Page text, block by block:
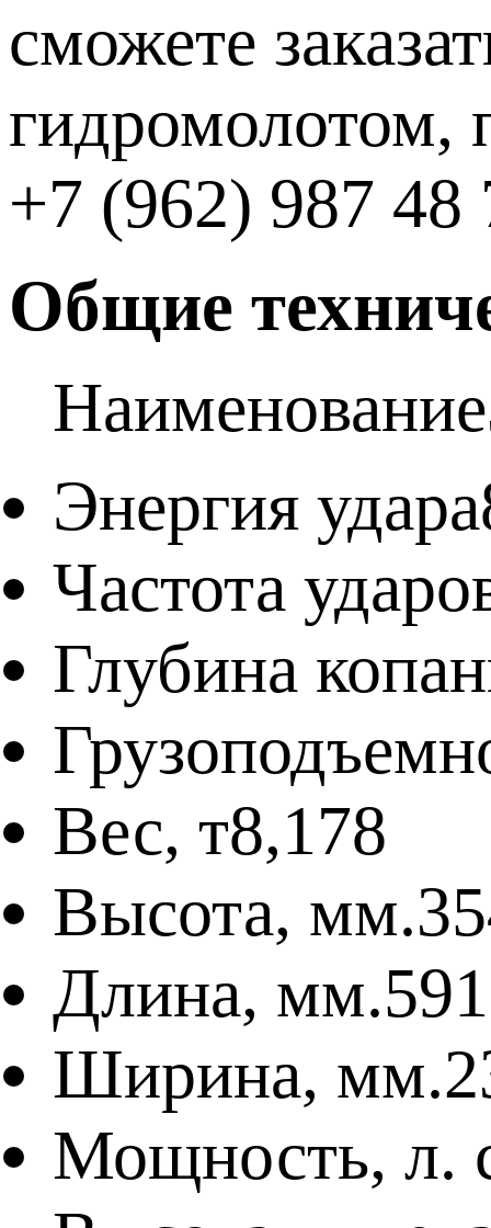
сможете
гидромолотом,
+7 (962) 987 48
Общие
Наименование
Энергия удара
Частота
Глубина
Вес, т8,178
Высота, мм.
Длина, мм.
Ширина, мм.
Мощность, л.